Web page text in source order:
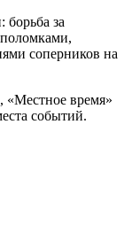
борьба за
соперников на
«Местное время»
событий.